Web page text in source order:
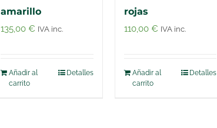
amarillo
135,00 € IVA inc.
Añadir al
carrito
Detalles
rojas
110,00 € IVA inc.
Añadir al
carrito
Detalles